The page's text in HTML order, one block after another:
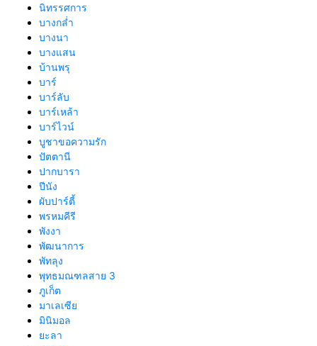
นิทรรศการ
บางกล่ำ
บางนา
บางแสน
บ้านพรุ
บาร์
บาร์ลับ
บาร์เหล้า
บาร์ไวน์
บูชาขอความรัก
ปัตตานี
ปากบารา
ปีนัง
ผับปาร์ตี้
พรหมคีรี
พังงา
พัฒนาการ
พัทลุง
พุทธมณฑลสาย 3
ภูเก็ต
มาเลเซีย
มินิมอล
ยะลา